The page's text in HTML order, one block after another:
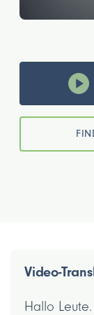
Video-
Hallo